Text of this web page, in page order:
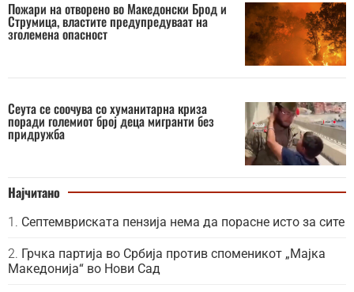
Пожари на отворено во Македонски Брод и
Струмица, властите предупредуваат на
зголемена опасност
Сеута се соочува со хуманитарна криза
поради големиот број деца мигранти без
придружба
Најчитано
Септемвриската пензија нема да порасне исто за сите
Грчка партија во Србија против споменикот „Мајка
Македонија“ во Нови Сад